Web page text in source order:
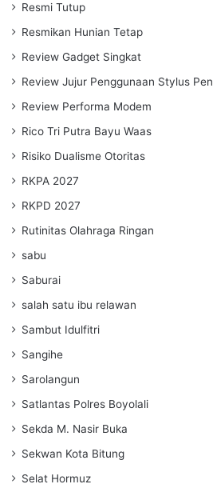
Resmi Tutup
Resmikan Hunian Tetap
Review Gadget Singkat
Review Jujur Penggunaan Stylus Pen
Review Performa Modem
Rico Tri Putra Bayu Waas
Risiko Dualisme Otoritas
RKPA 2027
RKPD 2027
Rutinitas Olahraga Ringan
sabu
Saburai
salah satu ibu relawan
Sambut Idulfitri
Sangihe
Sarolangun
Satlantas Polres Boyolali
Sekda M. Nasir Buka
Sekwan Kota Bitung
Selat Hormuz